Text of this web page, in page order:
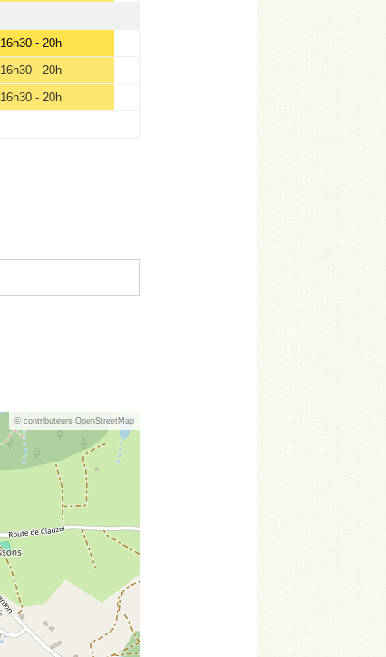
16h30 - 20h
16h30 - 20h
16h30 - 20h
© contributeurs OpenStreetMap